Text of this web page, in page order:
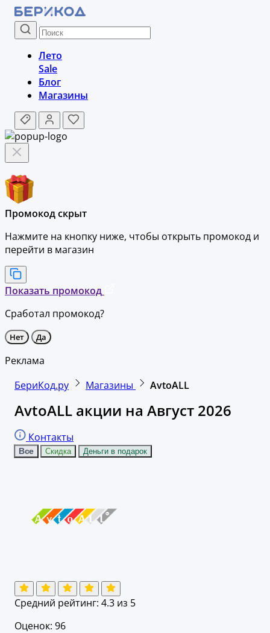
Лето
Sale
Блог
Магазины
Промокод скрыт
Нажмите на кнопку ниже, чтобы открыть промокод и
перейти в магазин
Показать промокод
Сработал промокод?
Нет Да
Реклама
БериКод.ру
Магазины AvtoALL
AvtoALL акции на Август 2026
Контакты
Все Скидка Деньги в подарок
Средний рейтинг: 4.3 из 5
Оценок: 96